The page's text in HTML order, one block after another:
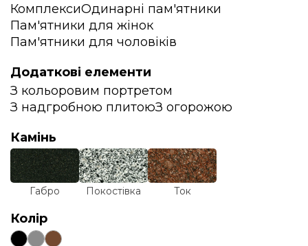
КомплексиОдинарні пам'ятники
Пам'ятники для жінок
Пам'ятники для чоловіків
Додаткові елементи
З кольоровим портретом
З надгробною плитоюЗ огорожою
Камінь
Габро Покостівка Ток
Колір